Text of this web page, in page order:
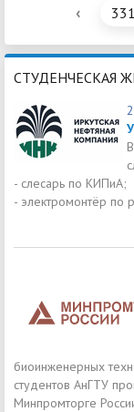
‹ 331
СТУДЕНЧЕСКАЯ
- слесарь по КИПиА;
- электромонтёр по
биоинженерных
студентов АнГТУ
Минпромторге